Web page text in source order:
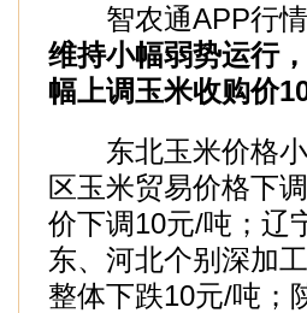
智农通APP行情
维持小幅弱势运行
幅上调玉米收购价
东北玉米价格小
区玉米贸易价格下
价下调10元/吨；辽
东、河北个别深加
整体下跌10元/吨；